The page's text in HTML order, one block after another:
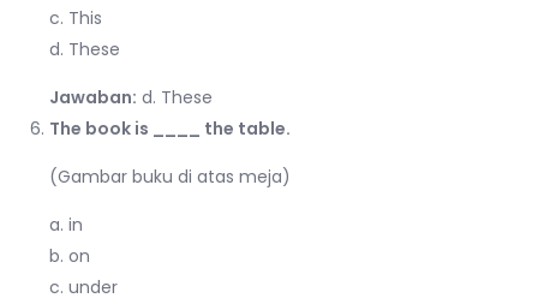
c. This
d. These
Jawaban: d. These
The book is ____ the table.
(Gambar buku di atas meja)
a. in
b. on
c. under